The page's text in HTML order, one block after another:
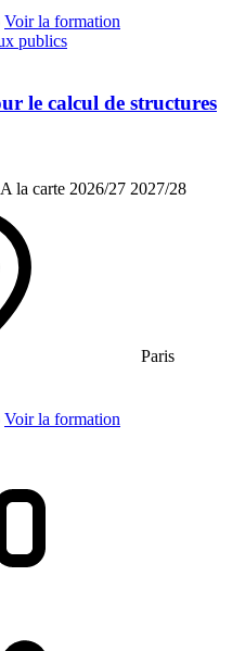
Voir la formation
publics
le calcul de structures
A la carte 2026/27 2027/28
Paris
Voir la formation